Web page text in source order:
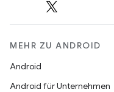
MEHR ZU ANDROID
Android
Android für Unternehmen